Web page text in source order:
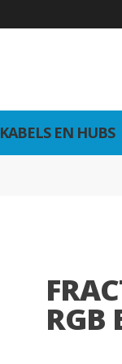
KABELS EN HUBS
RGB